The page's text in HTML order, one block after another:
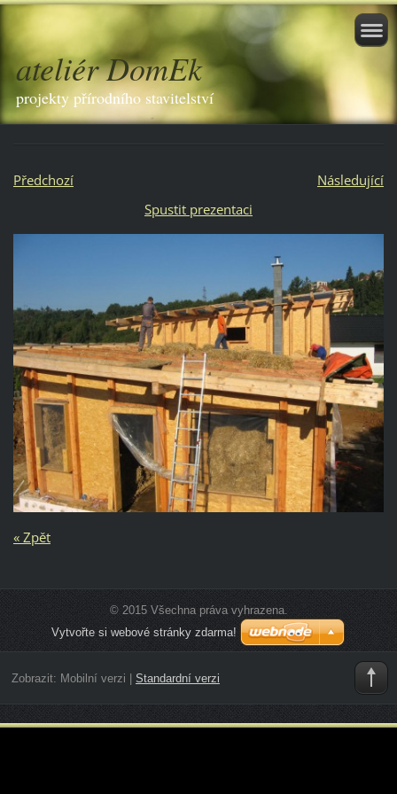
ateliér DomEk
projekty přírodního stavitelství
Předchozí
Následující
Spustit prezentaci
« Zpět
© 2015 Všechna práva vyhrazena.
Vytvořte si webové stránky zdarma!
Zobrazit: Mobilní verzi Standardní verzi